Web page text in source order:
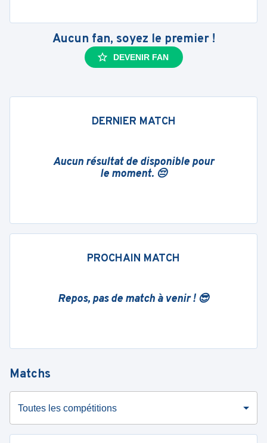
Aucun fan, soyez le premier !
DEVENIR FAN
DERNIER MATCH
Aucun résultat de disponible pour
le moment. 😔
PROCHAIN MATCH
Repos, pas de match à venir ! 😎
Matchs
Toutes les compétitions